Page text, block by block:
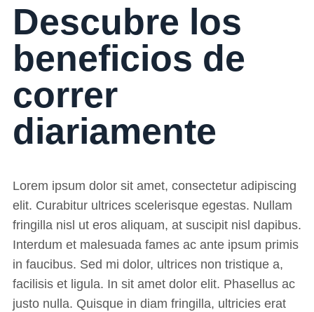
Descubre los
beneficios de
correr
diariamente
Lorem ipsum dolor sit amet, consectetur adipiscing
elit. Curabitur ultrices scelerisque egestas. Nullam
fringilla nisl ut eros aliquam, at suscipit nisl dapibus.
Interdum et malesuada fames ac ante ipsum primis
in faucibus. Sed mi dolor, ultrices non tristique a,
facilisis et ligula. In sit amet dolor elit. Phasellus ac
justo nulla. Quisque in diam fringilla, ultricies erat